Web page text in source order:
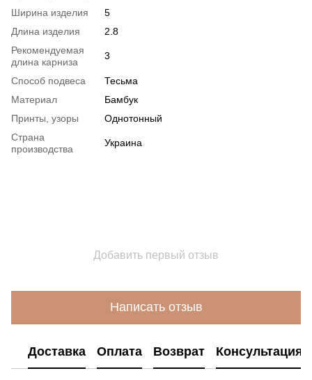
Ширина изделия
5
Длина изделия
2.8
Рекомендуемая
длина карниза
3
Способ подвеса
Тесьма
Материал
Бамбук
Принты, узоры
Однотонный
Страна
производства
Украина
Добавить первый отзыв
Написать отзыв
Доставка Оплата Возврат Консультация